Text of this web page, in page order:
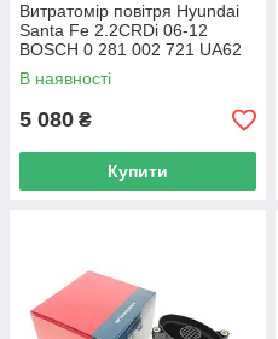
Витратомір повітря Hyundai
Santa Fe 2.2CRDi 06-12
BOSCH 0 281 002 721 UA62
В наявності
5 080 ₴
Купити